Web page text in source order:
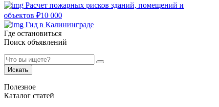
Расчет пожарных рисков зданий, помещений и
объектов ₽10 000
Гид в Калининграде
Где остановиться
Поиск объявлений
Искать
Полезное
Каталог статей